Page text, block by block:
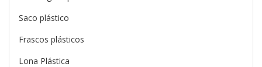
Saco plástico
Frascos plásticos
Lona Plástica